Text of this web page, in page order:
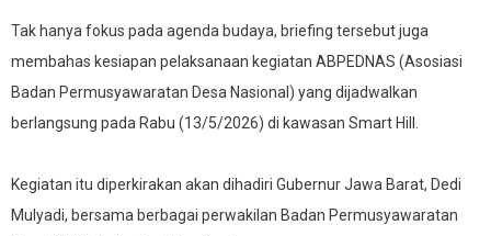
Tak hanya fokus pada agenda budaya, briefing tersebut juga
membahas kesiapan pelaksanaan kegiatan ABPEDNAS (Asosiasi
Badan Permusyawaratan Desa Nasional) yang dijadwalkan
berlangsung pada Rabu (13/5/2026) di kawasan Smart Hill.
Kegiatan itu diperkirakan akan dihadiri Gubernur Jawa Barat, Dedi
Mulyadi, bersama berbagai perwakilan Badan Permusyawaratan